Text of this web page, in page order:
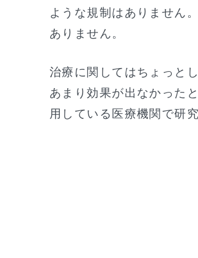
ような規制はありません
ありません。
治療に関してはちょっと
あまり効果が出なかった
用している医療機関で研